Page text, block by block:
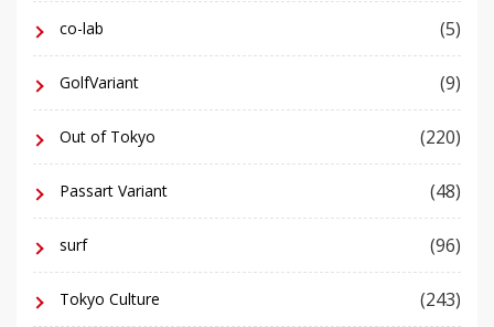
co-lab (5)
GolfVariant (9)
Out of Tokyo (220)
Passart Variant (48)
surf (96)
Tokyo Culture (243)